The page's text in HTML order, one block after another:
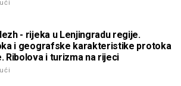
- rijeka u Lenjingradu regije.
i geografske karakteristike protoka
Ribolova i turizma na rijeci